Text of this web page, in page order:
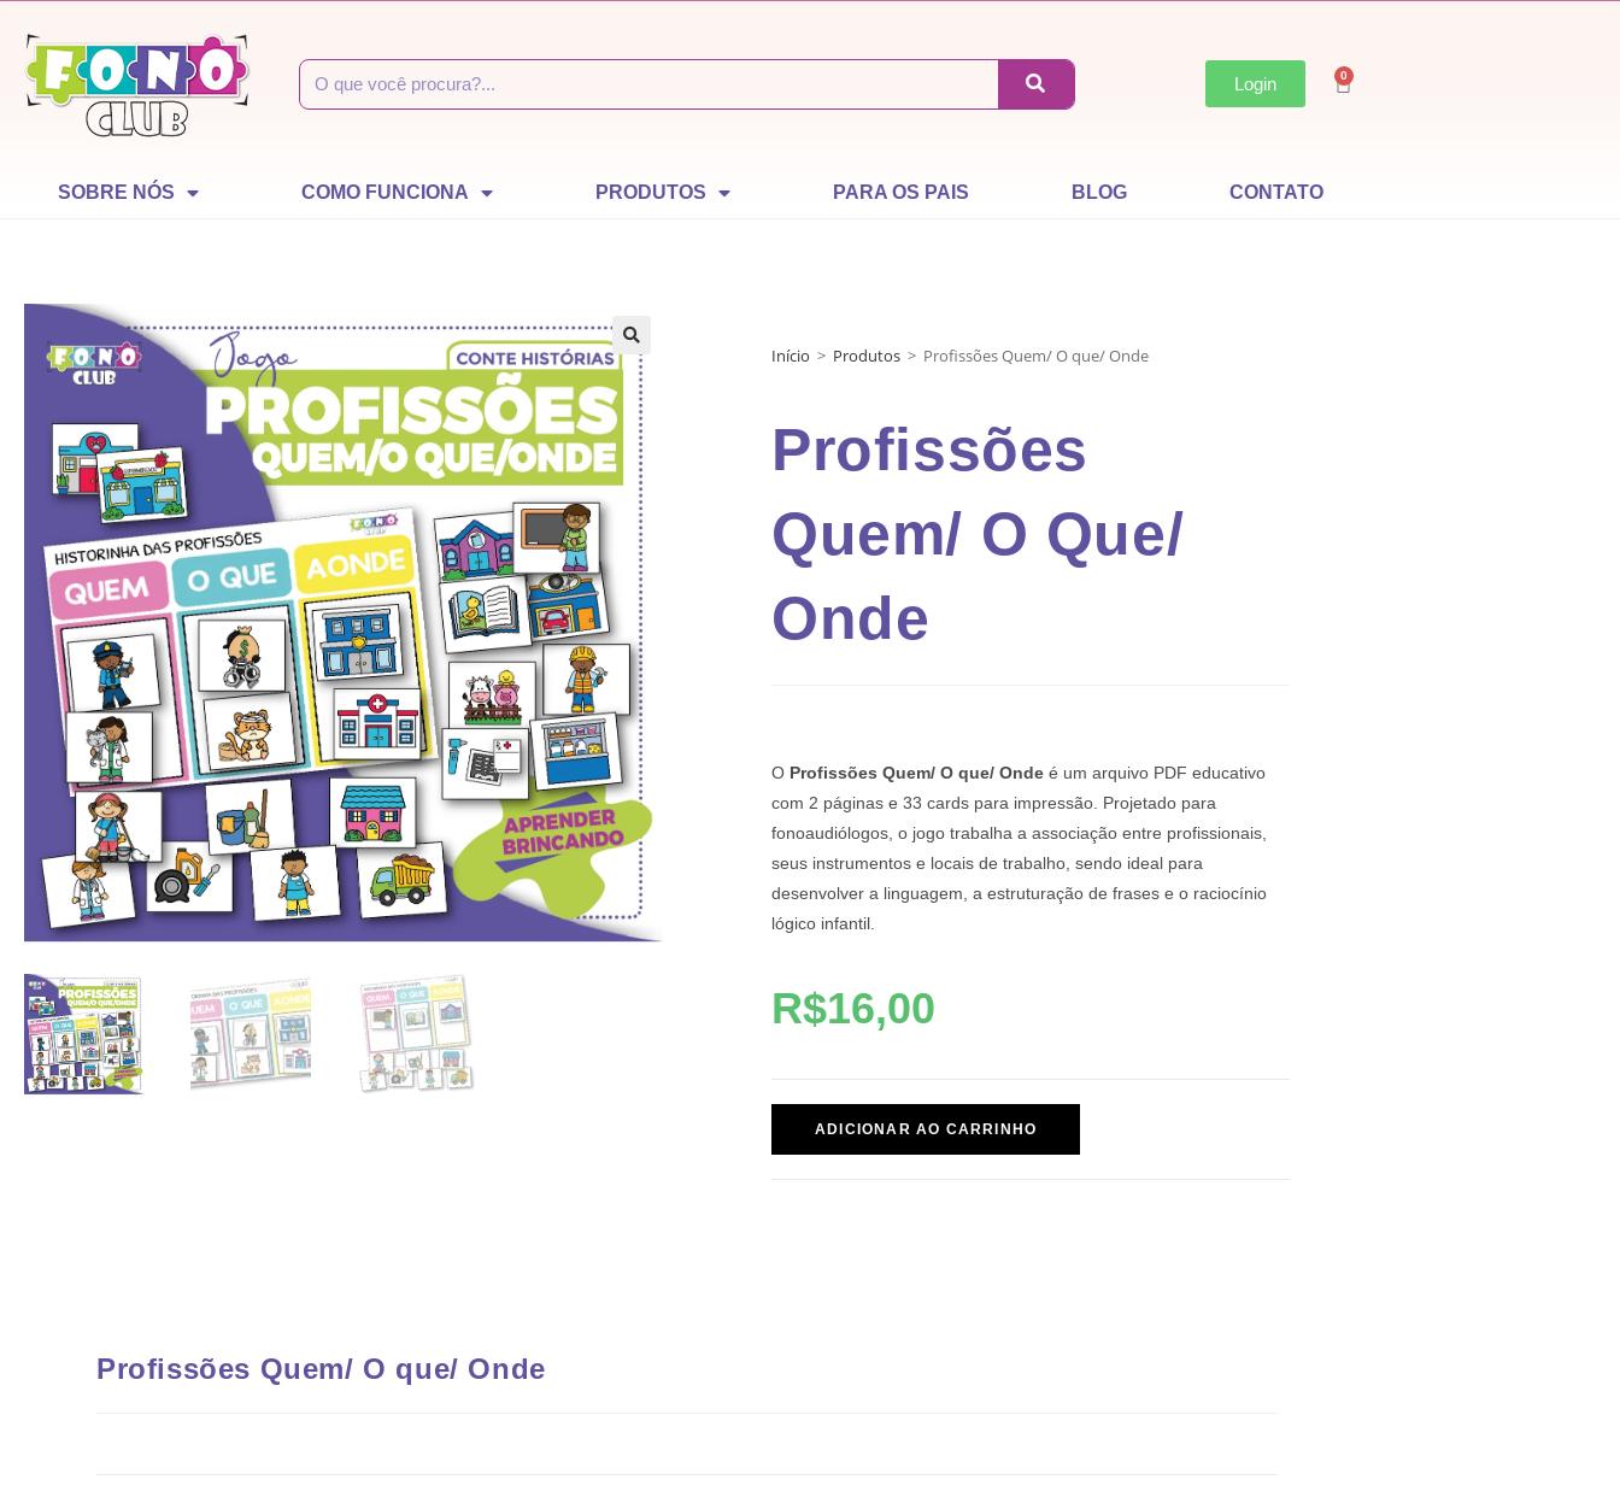
Login 0
SOBRE NÓS COMO FUNCIONA PRODUTOS PARA OS PAIS BLOG CONTATO
Início > Produtos > Profissões Quem/ O que/ Onde
Profissões
Quem/ O Que/
Onde
O Profissões Quem/ O que/ Onde é um arquivo PDF educativo
com 2 páginas e 33 cards para impressão. Projetado para
fonoaudiólogos, o jogo trabalha a associação entre profissionais,
seus instrumentos e locais de trabalho, sendo ideal para
desenvolver a linguagem, a estruturação de frases e o raciocínio
lógico infantil.
R$16,00
ADICIONAR AO CARRINHO
Profissões Quem/ O que/ Onde